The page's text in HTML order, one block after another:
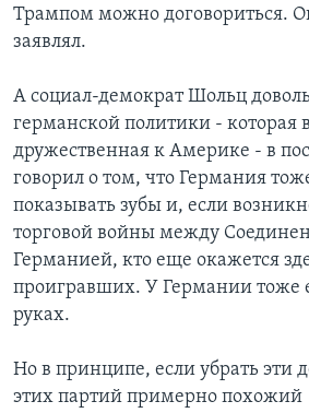
Трампом можно договориться.
заявлял.
А социал-демократ Шольц
германской политики - которая
дружественная к Америке - в
говорил о том, что Германия
показывать зубы и, если
торговой войны между
Германией, кто еще окажется
проигравших. У Германии тоже
руках.
Но в принципе, если убрать эти
этих партий примерно похожий